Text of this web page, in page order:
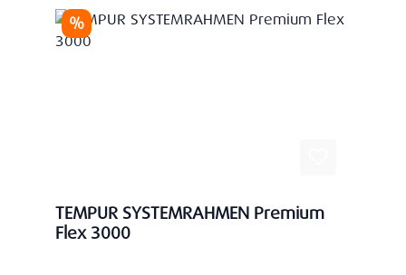
Rabatt
%
TEMPUR SYSTEMRAHMEN Premium
Flex 3000